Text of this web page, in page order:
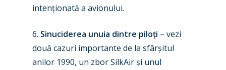
intenționată a avionului.
6. Sinuciderea unuia dintre piloți – vezi
două cazuri importante de la sfârșitul
anilor 1990, un zbor SilkAir și unul